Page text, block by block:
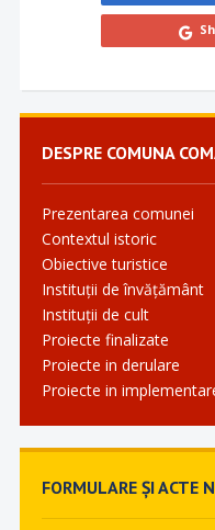
DESPRE COMUNA
Prezentarea comunei
Contextul istoric
Obiective turistice
Instituții de învățământ
Instituții de cult
Proiecte finalizate
Proiecte in derulare
Proiecte in
FORMULARE ȘI ACTE